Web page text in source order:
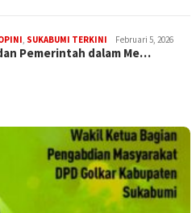
, SUKABUMI TERKINI Februari 5, 2026
Pemerintah dalam Me…